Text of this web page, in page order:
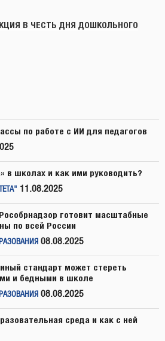
В ЧЕСТЬ ДНЯ ДОШКОЛЬНОГО
по работе с ИИ для педагогов
в школах и как ими руководить?
11.08.2025
готовит масштабные
по всей России
08.08.2025
стандарт может стереть
и бедными в школе
08.08.2025
среда и как с ней